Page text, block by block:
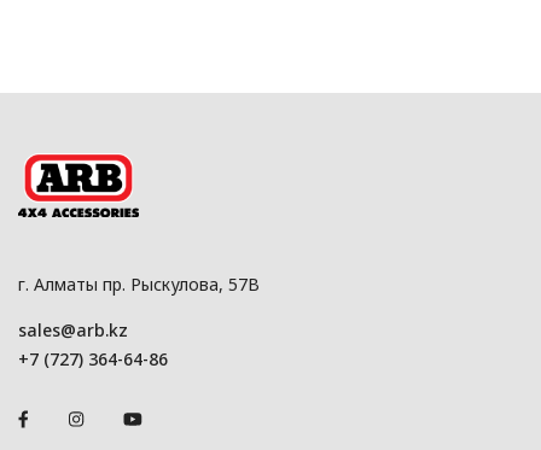
г. Алматы пр. Рыскулова, 57В
sales@arb.kz
+7 (727) 364-64-86